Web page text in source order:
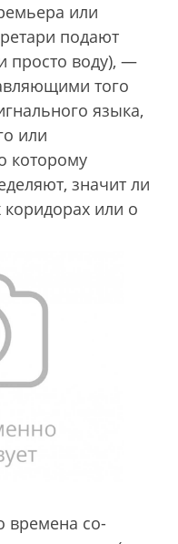
или
подают
просто воду), —
того
языка,
или
которому
значит ли
коридорах или о
времена со­